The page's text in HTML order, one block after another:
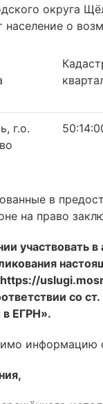
округа
о
г.о.
в
на право
участвовать
со
ЕГРН».
информацию